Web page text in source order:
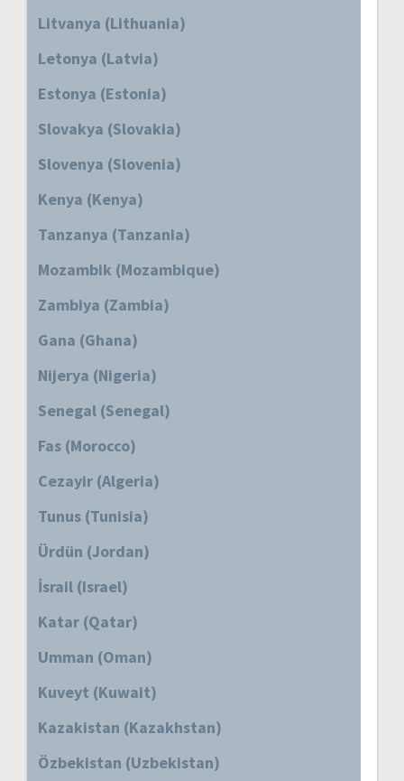
Litvanya (Lithuania)
Letonya (Latvia)
Estonya (Estonia)
Slovakya (Slovakia)
Slovenya (Slovenia)
Kenya (Kenya)
Tanzanya (Tanzania)
Mozambik (Mozambique)
Zambiya (Zambia)
Gana (Ghana)
Nijerya (Nigeria)
Senegal (Senegal)
Fas (Morocco)
Cezayir (Algeria)
Tunus (Tunisia)
Ürdün (Jordan)
İsrail (Israel)
Katar (Qatar)
Umman (Oman)
Kuveyt (Kuwait)
Kazakistan (Kazakhstan)
Özbekistan (Uzbekistan)